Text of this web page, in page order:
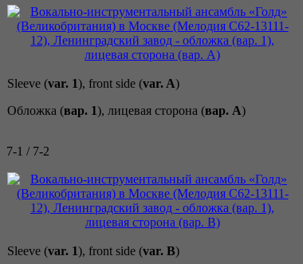
Sleeve (var. 1), front side (var. A)
Обложка (вар. 1), лицевая сторона (вар. A)
7-1 / 7-2
Sleeve (var. 1), front side (var. B)